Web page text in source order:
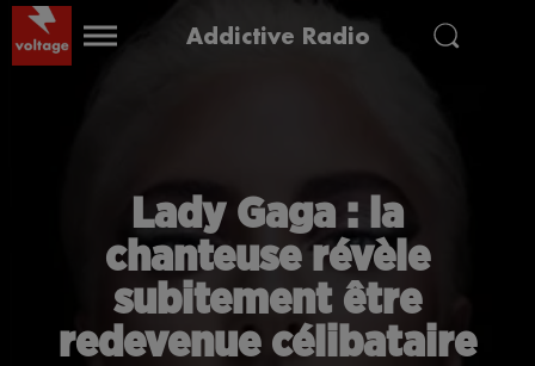
Addictive Radio
Lady Gaga : la
chanteuse révèle
subitement être
redevenue célibataire